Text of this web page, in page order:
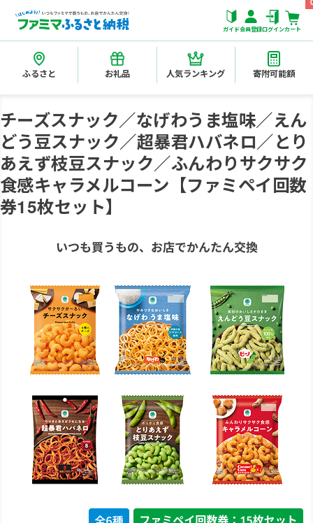
ガイド会員登録ログインカート
ふるさと お礼品 人気ランキング 寄附可能額
チーズスナック／なげわうま塩味／えん
どう豆スナック／超暴君ハバネロ／とり
あえず枝豆スナック／ふんわりサクサク
食感キャラメルコーン【ファミペイ回数
券15枚セット】